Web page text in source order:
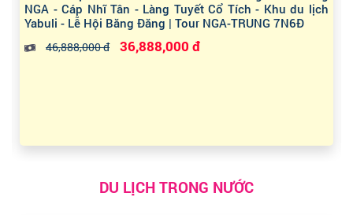
NGA - Cáp Nhĩ Tân - Làng Tuyết Cổ Tích - Khu du lịch
Yabuli - Lễ Hội Băng Đăng | Tour NGA-TRUNG 7N6Đ
46,888,000 đ 36,888,000 đ
DU LỊCH TRONG NƯỚC